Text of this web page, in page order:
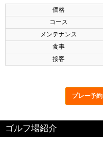
価格
コース
メンテナンス
食事
接客
プレー予約
ゴルフ場紹介